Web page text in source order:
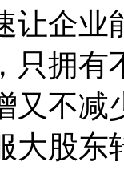
让企业
只拥有
又不减
大股